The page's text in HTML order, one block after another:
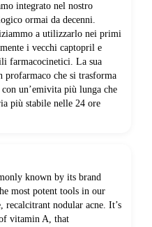
integrato nel nostro
ormai da decenni.
a utilizzarlo nei primi
i vecchi captopril e
farmacocinetici. La sua
profarmaco che si trasforma
un’emivita più lunga che
più stabile nelle 24 ore
known by its brand
most potent tools in our
recalcitrant nodular acne. It’s
vitamin A, that